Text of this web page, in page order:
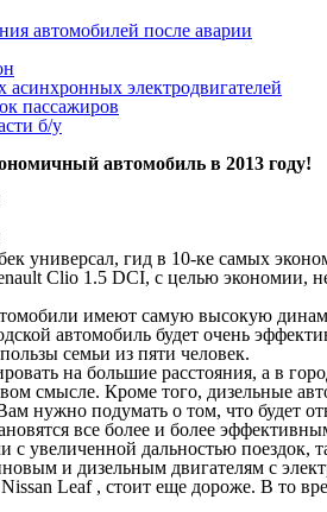
автомобилей после аварии
асинхронных электродвигателей
пассажиров
б/у
автомобиль в 2013 году!
универсал, гид в 10-ке самых
Clio 1.5 DCI, с целью экономии,
имеют самую высокую
автомобиль будет очень
семьи из пяти человек.
на большие расстояния, а в
смысле. Кроме того, дизельные
нужно подумать о том, что будет
все более и более
с увеличенной дальностью
и дизельным двигателям с
Leaf , стоит еще дороже. В то